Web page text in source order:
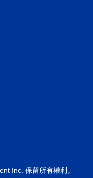
Inc. 保留所有權利。